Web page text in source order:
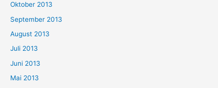
Oktober 2013
September 2013
August 2013
Juli 2013
Juni 2013
Mai 2013